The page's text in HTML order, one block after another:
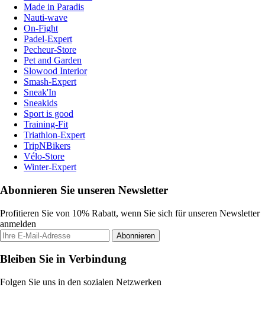
Made in Paradis
Nauti-wave
On-Fight
Padel-Expert
Pecheur-Store
Pet and Garden
Slowood Interior
Smash-Expert
Sneak'In
Sneakids
Sport is good
Training-Fit
Triathlon-Expert
TripNBikers
Vélo-Store
Winter-Expert
Abonnieren Sie unseren Newsletter
Profitieren Sie von 10% Rabatt, wenn Sie sich für unseren Newsletter
anmelden
Abonnieren
Bleiben Sie in Verbindung
Folgen Sie uns in den sozialen Netzwerken